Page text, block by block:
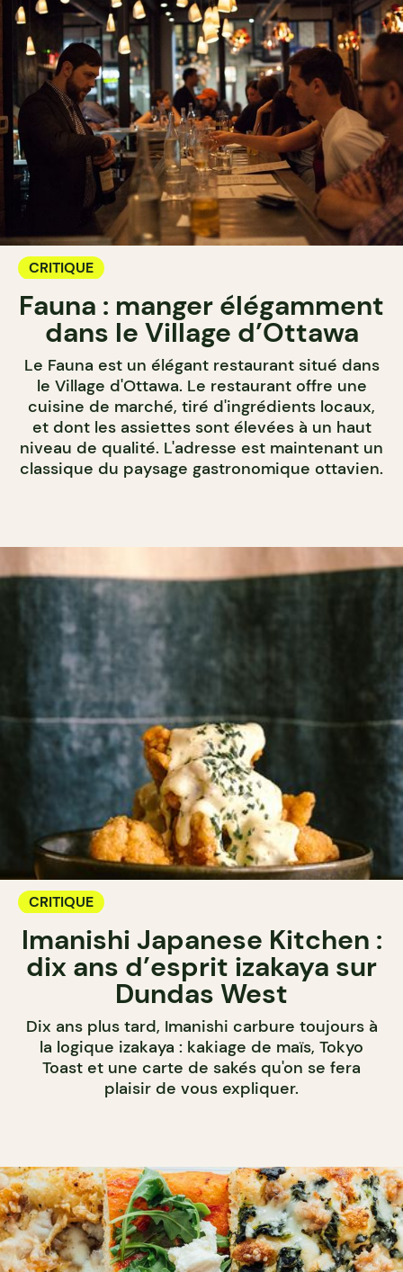
CRITIQUE
Fauna : manger élégamment
dans le Village d’Ottawa
Le Fauna est un élégant restaurant situé dans
le Village d'Ottawa. Le restaurant offre une
cuisine de marché, tiré d'ingrédients locaux,
et dont les assiettes sont élevées à un haut
niveau de qualité. L'adresse est maintenant un
classique du paysage gastronomique ottavien.
CRITIQUE
Imanishi Japanese Kitchen :
dix ans d’esprit izakaya sur
Dundas West
Dix ans plus tard, Imanishi carbure toujours à
la logique izakaya : kakiage de maïs, Tokyo
Toast et une carte de sakés qu'on se fera
plaisir de vous expliquer.